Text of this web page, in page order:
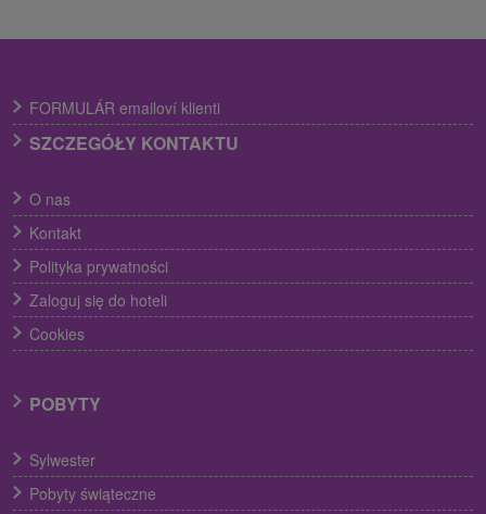
FORMULÁR emailoví klienti
SZCZEGÓŁY KONTAKTU
O nas
Kontakt
Polityka prywatności
Zaloguj się do hoteli
Cookies
POBYTY
Sylwester
Pobyty świąteczne